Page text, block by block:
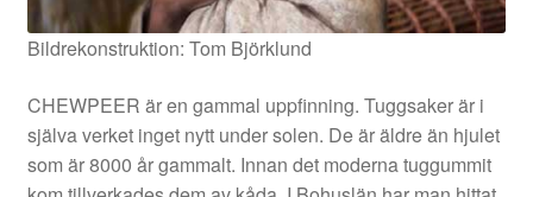
Bildrekonstruktion: Tom Björklund
CHEWPEER är en gammal uppfinning. Tuggsaker är i
själva verket inget nytt under solen. De är äldre än hjulet
som är 8000 år gammalt. Innan det moderna tuggummit